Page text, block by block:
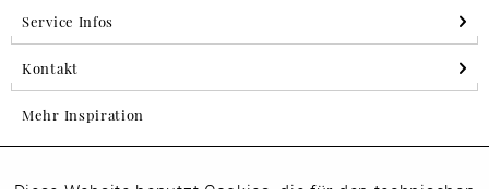
Service Infos
Kontakt
Mehr Inspiration